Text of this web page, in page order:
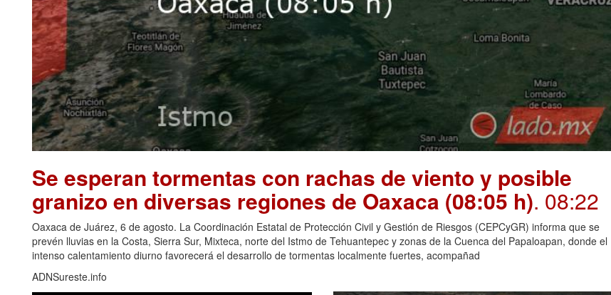
Se esperan tormentas con rachas de viento y posible
granizo en diversas regiones de Oaxaca (08:05 h). 08:22
Oaxaca de Juárez, 6 de agosto. La Coordinación Estatal de Protección Civil y Gestión de Riesgos (CEPCyGR) informa que se
prevén lluvias en la Costa, Sierra Sur, Mixteca, norte del Istmo de Tehuantepec y zonas de la Cuenca del Papaloapan, donde el
intenso calentamiento diurno favorecerá el desarrollo de tormentas localmente fuertes, acompañad
ADNSureste.info